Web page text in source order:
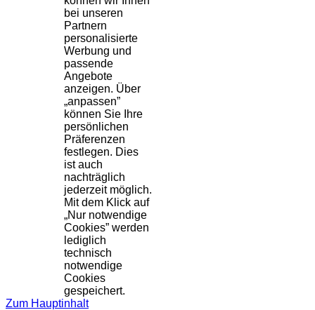
bei unseren
Partnern
personalisierte
Werbung und
passende
Angebote
anzeigen. Über
„anpassen”
können Sie Ihre
persönlichen
Präferenzen
festlegen. Dies
ist auch
nachträglich
jederzeit möglich.
Mit dem Klick auf
„Nur notwendige
Cookies” werden
lediglich
technisch
notwendige
Cookies
gespeichert.
Zum Hauptinhalt